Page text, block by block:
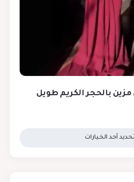
بالحجر الكريم طويل
تحديد أحد الخيارات